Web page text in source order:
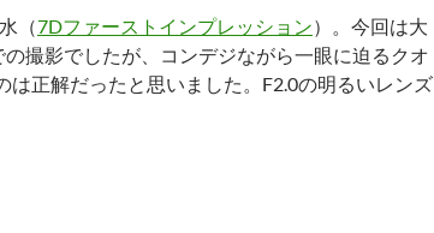
（7Dファーストインプレッション）。今回は大
撮影でしたが、コンデジながら一眼に迫るクオ
正解だったと思いました。F2.0の明るいレンズ